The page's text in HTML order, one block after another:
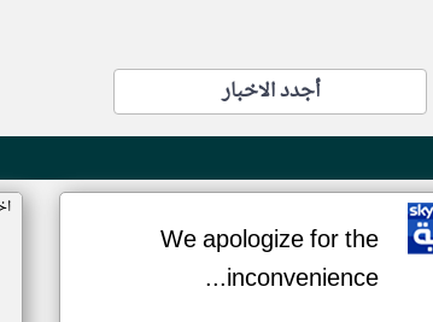
أجدد الاخبار
We apologize for the
inconvenience...